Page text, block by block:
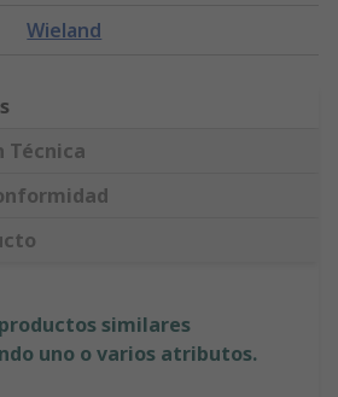
Wieland
Técnica
similares
uno o varios atributos.